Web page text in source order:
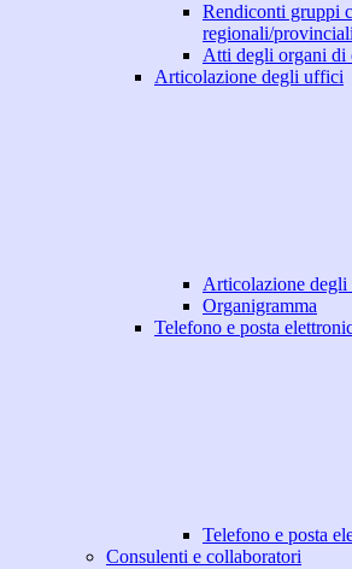
Rendiconti gruppi
regionali/provinciali
Atti degli organi di
Articolazione degli uffici
Articolazione
Organigramma
Telefono e posta
Telefono e posta
Consulenti e collaboratori